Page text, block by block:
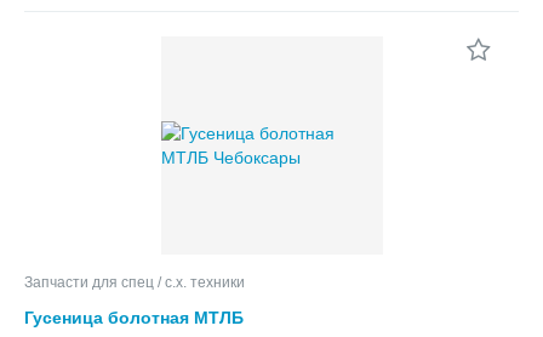
Запчасти для спец / с.х. техники
Гусеница болотная МТЛБ